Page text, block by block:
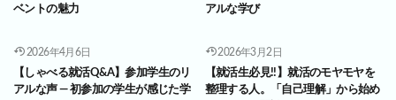
ベントの魅力
アルな学び
2026年4月6日
【しゃべる就活Q&A】参加学生のリ
アルな声 ― 初参加の学生が感じた学
2026年3月2日
【就活生必見!!】就活のモヤモヤを
整理する人。「自己理解」から始め